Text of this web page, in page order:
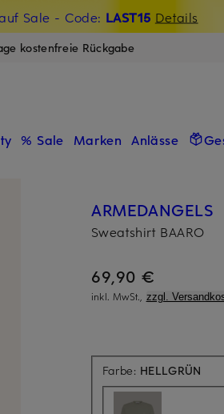
Sale - Code: LAST15 Details
mit Beyond sichern
kostenfreie Rückgabe
% Sale Marken Anlässe
ARMEDANGELS
Sweatshirt BAARO
69,90 €
inkl. MwSt., zzgl.
Farbe: HELLGRÜN